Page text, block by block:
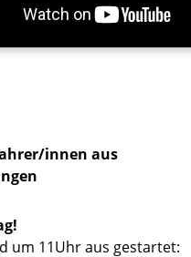
innen aus
um 11Uhr aus gestartet: